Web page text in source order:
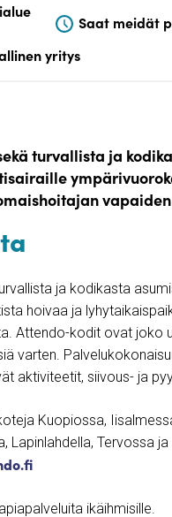
Saat meidät
yritys
turvallista ja
ja kodikasta
hoivaa ja
Attendo-kodit ovat joko
varten.
aktiviteetit, siivous- ja
Kuopiossa,
Lapinlahdella, Tervossa
ikäihmisille.